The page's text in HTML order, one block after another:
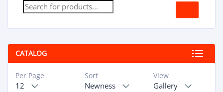
CATALOG
View
Gallery
Sort
Newness
Per Page
12